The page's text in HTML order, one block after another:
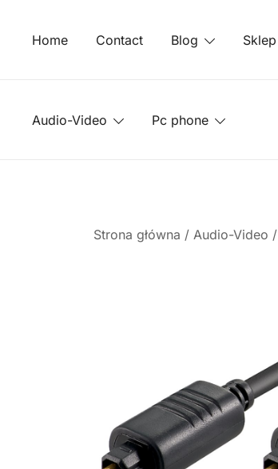
Home Contact Blog Sklep
Audio-Video Pc phone
Strona główna / Audio-Video /